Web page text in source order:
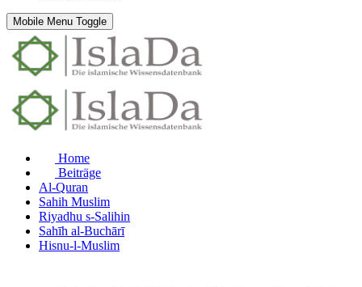
Mobile Menu Toggle
Home
Beiträge
Al-Quran
Sahih Muslim
Riyadhu s-Salihin
Sahīh al-Buchārī
Hisnu-l-Muslim